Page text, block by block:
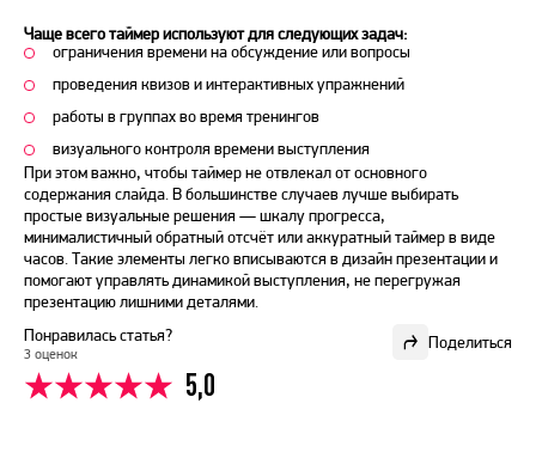
Чаще всего таймер используют для следующих задач:
ограничения времени на обсуждение или вопросы
проведения квизов и интерактивных упражнений
работы в группах во время тренингов
визуального контроля времени выступления
При этом важно, чтобы таймер не отвлекал от основного
содержания слайда. В большинстве случаев лучше выбирать
простые визуальные решения — шкалу прогресса,
минималистичный обратный отсчёт или аккуратный таймер в виде
часов. Такие элементы легко вписываются в дизайн презентации и
помогают управлять динамикой выступления, не перегружая
презентацию лишними деталями.
Поделиться
Понравилась статья?
3 оценок
5,0